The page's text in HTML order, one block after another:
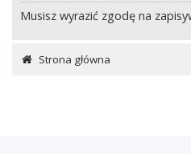
Musisz wyrazić zgodę na
Strona główna